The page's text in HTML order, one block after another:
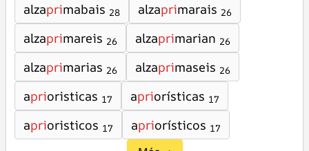
alzaprimabais 28 alzaprimarais 26
alzaprimareis 26 alzaprimarian 26
alzaprimarias 26 alzaprimaseis 26
aprioristicas 17 apriorísticas 17
aprioristicos 17 apriorísticos 17